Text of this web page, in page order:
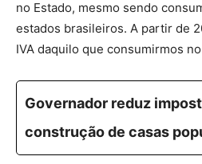
no Estado, mesmo sendo
estados brasileiros. A partir de
IVA daquilo que consumirmos
Governador reduz
construção de casas